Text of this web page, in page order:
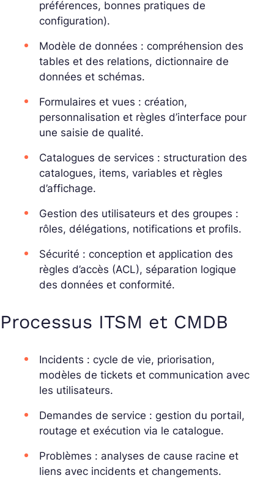
préférences, bonnes pratiques de
configuration).
Modèle de données : compréhension des
tables et des relations, dictionnaire de
données et schémas.
Formulaires et vues : création,
personnalisation et règles d’interface pour
une saisie de qualité.
Catalogues de services : structuration des
catalogues, items, variables et règles
d’affichage.
Gestion des utilisateurs et des groupes :
rôles, délégations, notifications et profils.
Sécurité : conception et application des
règles d’accès (ACL), séparation logique
des données et conformité.
Processus ITSM et CMDB
Incidents : cycle de vie, priorisation,
modèles de tickets et communication avec
les utilisateurs.
Demandes de service : gestion du portail,
routage et exécution via le catalogue.
Problèmes : analyses de cause racine et
liens avec incidents et changements.